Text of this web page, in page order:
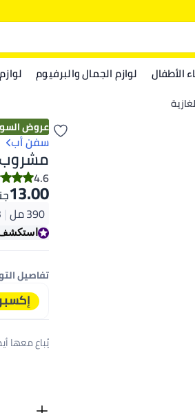
الأطفال لوازم الجمال والبرفيوم
عروض
سفن أب
مشروب غازي
4.6
13.00
390 مل |
استكشف
تفاصيل
يُباع معها